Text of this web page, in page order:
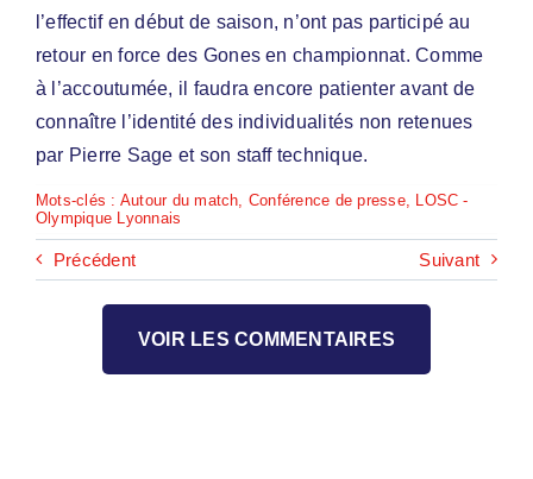
l’effectif en début de saison, n’ont pas participé au
retour en force des Gones en championnat. Comme
à l’accoutumée, il faudra encore patienter avant de
connaître l’identité des individualités non retenues
par Pierre Sage et son staff technique.
Mots-clés : Autour du match Conférence de presse, LOSC -
Olympique Lyonnais
Précédent Suivant
VOIR LES COMMENTAIRES